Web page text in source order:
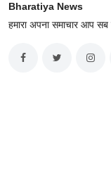
Bharatiya News
हमारा अपना समाचार आप